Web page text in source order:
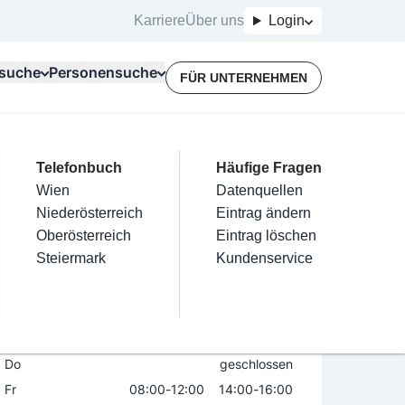
KarriereÜber uns Login
Kategorien
Friseur
Nägel
Haarentfernung
Make-Up
Für Unternehmer
Terminbuchung
Kostenlose Beratung
Top Branchen
Elektriker
Installateure
Maler & Lackierer
Branchen A-Z
Mein Firmeneintrag
Eintrag hinzufügen
Eintrag beanspruchen
Eintrag verwalten
Eintrag bewerben
Personensuche
Telefonbuch
Wien
Niederösterreich
Oberösterreich
Steiermark
Häufige Fragen
Datenquellen
Eintrag ändern
Eintrag löschen
Kundenservice
FÜR UNTERNEHMEN
eGen
Öffnungszeiten
Do
geschlossen
Fr
08:00-12:00 14:00-16:00